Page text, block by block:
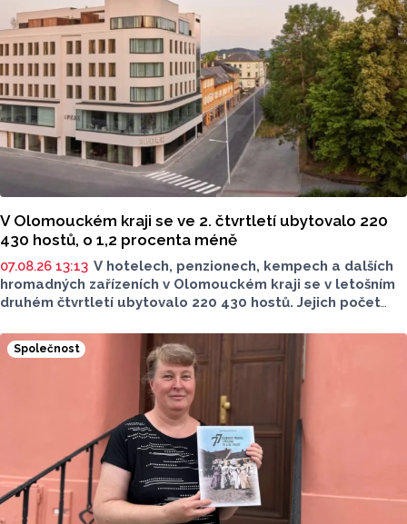
V Olomouckém kraji se ve 2. čtvrtletí ubytovalo 220
430 hostů, o 1,2 procenta méně
07.08.26 13:13 V hotelech, penzionech, kempech a dalších
hromadných zařízeních v Olomouckém kraji se v letošním
druhém čtvrtletí ubytovalo 220 430 hostů. Jejich počet
přibylo ubytovaných cizinců, kterých bylo 45 548,
meziročně o 9,1 procenta více. Naopak domácích hostů
v regionu ubylo, kraj v tomto období navštívilo 174 882
turistů, což bylo meziročně o 3,6 procenta méně. Celkový
počet přenocování v kraji klesl o 4,7 procenta. Údaje
dnes zveřejnil Český statistický úřad (ČSÚ).
Společnost